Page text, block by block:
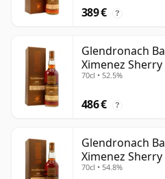
389 € ?
Glendronach
Ximenez Sherry
años
70cl • 52.5%
486 € ?
Glendronach
Ximenez Sherry
años
70cl • 54.8%